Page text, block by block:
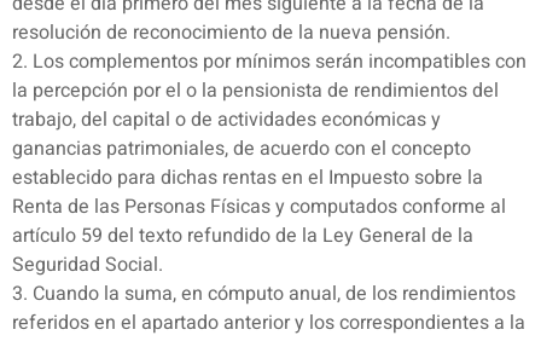
resolución de reconocimiento de la nueva pensión.
2. Los complementos por mínimos serán incompatibles con
la percepción por el o la pensionista de rendimientos del
trabajo, del capital o de actividades económicas y
ganancias patrimoniales, de acuerdo con el concepto
establecido para dichas rentas en el Impuesto sobre la
Renta de las Personas Físicas y computados conforme al
artículo 59 del texto refundido de la Ley General de la
Seguridad Social.
3. Cuando la suma, en cómputo anual, de los rendimientos
referidos en el apartado anterior y los correspondientes a la